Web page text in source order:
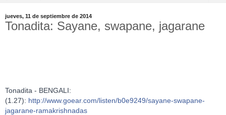
jueves, 11 de septiembre de 2014
Tonadita: Sayane, swapane, jagarane
Tonadita - BENGALI:
(1.27): http://www.goear.com/listen/b0e9249/sayane-swapane-
jagarane-ramakrishnadas